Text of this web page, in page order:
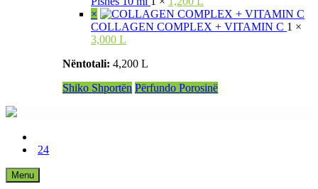
×
COLLAGEN COMPLEX + VITAMIN C 1 ×
3,000 L
Nëntotali: 4,200 L
Shiko Shportën Përfundo Porosinë
24
Menu